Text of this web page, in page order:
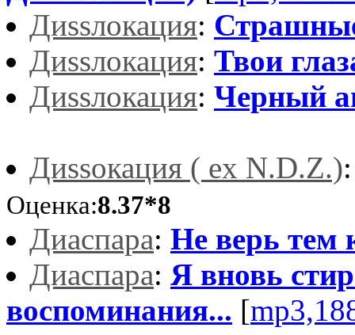
Диssлокация:
Диssлокация: Твои
Диssлокация: Черный
Диssокация ( ex N.D.Z.)
Оценка:8.37*8
Диаспара: Не верь тем
Диаспара: Я вновь
воспоминания... [